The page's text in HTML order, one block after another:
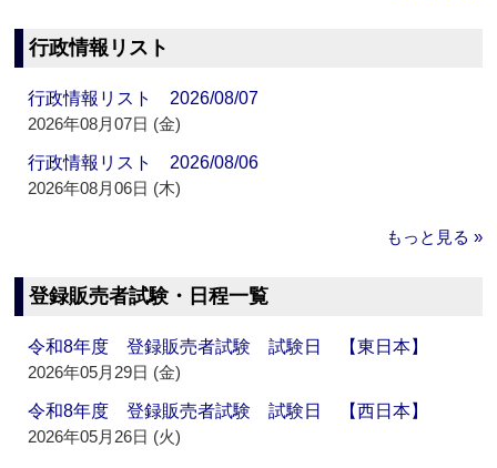
行政情報リスト
行政情報リスト 2026/08/07
2026年08月07日 (金)
行政情報リスト 2026/08/06
2026年08月06日 (木)
もっと見る »
登録販売者試験・日程一覧
令和8年度 登録販売者試験 試験日 【東日本】
2026年05月29日 (金)
令和8年度 登録販売者試験 試験日 【西日本】
2026年05月26日 (火)